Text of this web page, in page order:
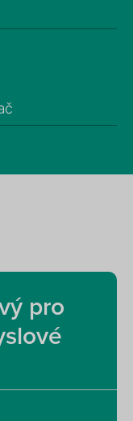
pro